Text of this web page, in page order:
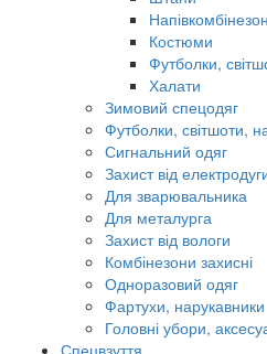
Костюми
Футболки,
Халати
Зимовий спецодяг
Футболки, світшоти,
Сигнальний одяг
Захист від
Для зварювальника
Для металурга
Захист від вологи
Комбінезони захисні
Одноразовий одяг
Фартухи, нарукавники
Головні убори,